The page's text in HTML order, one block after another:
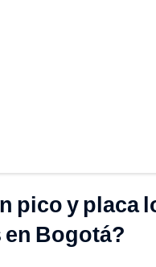
pico y placa
Bogotá?